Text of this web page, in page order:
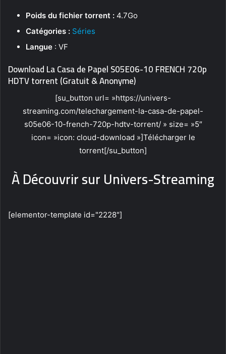
Poids du fichier torrent : 4.7Go
Catégories : Séries
Langue : VF
Download La Casa de Papel S05E06-10 FRENCH 720p
HDTV torrent (Gratuit & Anonyme)
[su_button url= »https://univers-
streaming.com/telechargement-la-casa-de-papel-
s05e06-10-french-720p-hdtv-torrent/ » size= »5″
icon= »icon: cloud-download »]Télécharger le
torrent[/su_button]
À Découvrir sur Univers-Streaming
[elementor-template id="2228"]